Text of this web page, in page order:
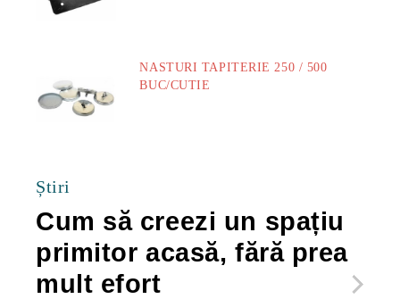
NASTURI TAPITERIE 250 / 500
BUC/CUTIE
Știri
Cum să creezi un spațiu
primitor acasă, fără prea
mult efort